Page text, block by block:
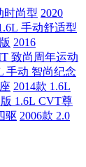
时尚型 2020
手动舒适型
2016
致尚周年运动
手动 智尚纪念
2014款 1.6L
1.6L CVT尊
驱 2006款 2.0